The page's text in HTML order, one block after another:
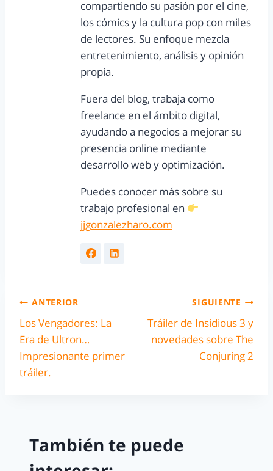
compartiendo su pasión por el cine,
los cómics y la cultura pop con miles
de lectores. Su enfoque mezcla
entretenimiento, análisis y opinión
propia.
Fuera del blog, trabaja como
freelance en el ámbito digital,
ayudando a negocios a mejorar su
presencia online mediante
desarrollo web y optimización.
Puedes conocer más sobre su
trabajo profesional en
jjgonzalezharo.com
ANTERIOR
Los Vengadores: La
Era de Ultron…
Impresionante primer
tráiler.
SIGUIENTE
Tráiler de Insidious 3 y
novedades sobre The
Conjuring 2
También te puede